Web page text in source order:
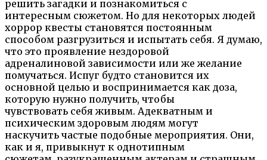
решить загадки и познакомиться с
интересным сюжетом. Но для некоторых людей
хоррор квесты становятся постоянным
способом разгрузиться и испытать себя. Я думаю,
что это проявление нездоровой
адреналиновой зависимости или же желание
помучаться. Испуг будто становится их
основной целью и воспринимается как доза,
которую нужно получить, чтобы
чувствовать себя живым. Адекватным и
психическим здоровым людям могут
наскучить частые подобные мероприятия. Они,
как и я, привыкнут к однотипным